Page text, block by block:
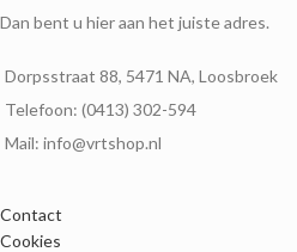
Dan bent u hier aan het juiste adres.
Dorpsstraat 88, 5471 NA, Loosbroek
Telefoon: (0413) 302-594
Mail: info@vrtshop.nl
Contact
Cookies